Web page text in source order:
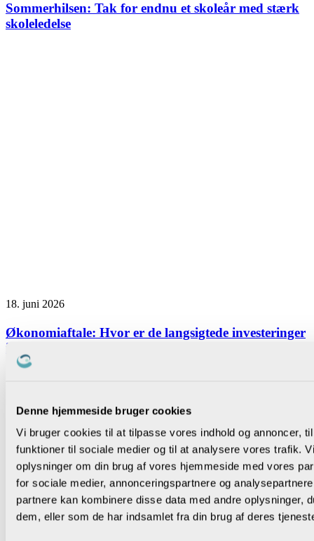
Denne hjemmeside bruger cookies
Vi bruger cookies til at tilpasse vores indhold og annoncer,
funktioner til sociale medier og til at analysere vores trafik.
oplysninger om din brug af vores hjemmeside med vores
for sociale medier, annonceringspartnere og
partnere kan kombinere disse data med andre oplysninger,
dem, eller som de har indsamlet fra din brug af deres
Sommerhilsen: Tak for endnu et skoleår med stærk
skoleledelse
18. juni 2026
Økonomiaftale: Hvor er de langsigtede investeringer
i folkeskolen?